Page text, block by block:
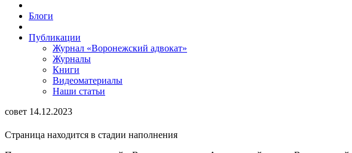
Блоги
Публикации
Журнал «Воронежский адвокат»
Журналы
Книги
Видеоматериалы
Наши статьи
совет 14.12.2023
Страница находится в стадии наполнения